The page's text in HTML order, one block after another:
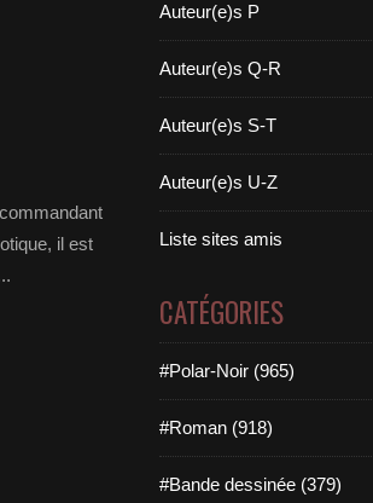
il est
Auteur(e)s P
Auteur(e)s Q-R
Auteur(e)s S-T
Auteur(e)s U-Z
Liste sites amis
CATÉGORIES
#Polar-Noir (965)
#Roman (918)
#Bande dessinée (379)